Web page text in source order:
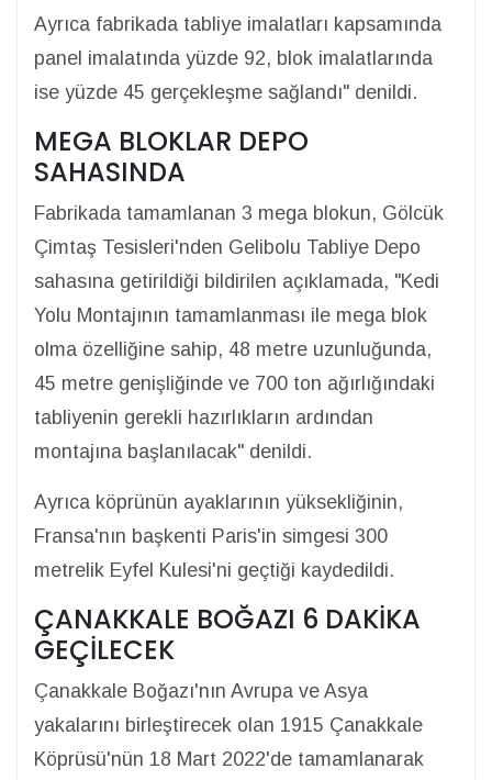
Ayrıca fabrikada tabliye imalatları kapsamında
panel imalatında yüzde 92, blok imalatlarında
ise yüzde 45 gerçekleşme sağlandı" denildi.
MEGA BLOKLAR DEPO
SAHASINDA
Fabrikada tamamlanan 3 mega blokun, Gölcük
Çimtaş Tesisleri'nden Gelibolu Tabliye Depo
sahasına getirildiği bildirilen açıklamada, "Kedi
Yolu Montajının tamamlanması ile mega blok
olma özelliğine sahip, 48 metre uzunluğunda,
45 metre genişliğinde ve 700 ton ağırlığındaki
tabliyenin gerekli hazırlıkların ardından
montajına başlanılacak" denildi.
Ayrıca köprünün ayaklarının yüksekliğinin,
Fransa'nın başkenti Paris'in simgesi 300
metrelik Eyfel Kulesi'ni geçtiği kaydedildi.
ÇANAKKALE BOĞAZI 6 DAKİKA
GEÇİLECEK
Çanakkale Boğazı'nın Avrupa ve Asya
yakalarını birleştirecek olan 1915 Çanakkale
Köprüsü'nün 18 Mart 2022'de tamamlanarak